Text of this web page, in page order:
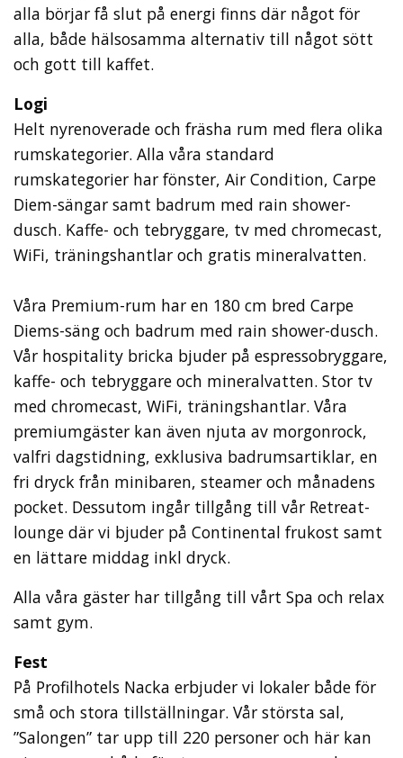
alla börjar få slut på energi finns där något för
alla, både hälsosamma alternativ till något sött
och gott till kaffet.
Logi
Helt nyrenoverade och fräsha rum med flera olika
rumskategorier. Alla våra standard
rumskategorier har fönster, Air Condition, Carpe
Diem-sängar samt badrum med rain shower-
dusch. Kaffe- och tebryggare, tv med chromecast,
WiFi, träningshantlar och gratis mineralvatten.
Våra Premium-rum har en 180 cm bred Carpe
Diems-säng och badrum med rain shower-dusch.
Vår hospitality bricka bjuder på espressobryggare,
kaffe- och tebryggare och mineralvatten. Stor tv
med chromecast, WiFi, träningshantlar. Våra
premiumgäster kan även njuta av morgonrock,
valfri dagstidning, exklusiva badrumsartiklar, en
fri dryck från minibaren, steamer och månadens
pocket. Dessutom ingår tillgång till vår Retreat-
lounge där vi bjuder på Continental frukost samt
en lättare middag inkl dryck.
Alla våra gäster har tillgång till vårt Spa och relax
samt gym.
Fest
På Profilhotels Nacka erbjuder vi lokaler både för
små och stora tillställningar. Vår största sal,
”Salongen” tar upp till 220 personer och här kan